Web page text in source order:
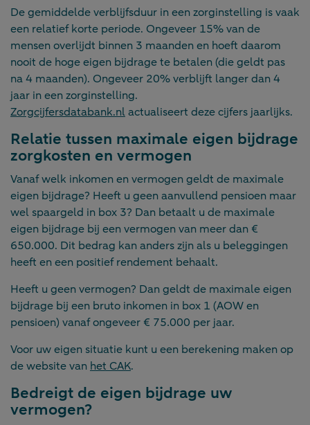
De gemiddelde verblijfsduur in een zorginstelling is vaak
een relatief korte periode. Ongeveer 15% van de
mensen overlijdt binnen 3 maanden en hoeft daarom
nooit de hoge eigen bijdrage te betalen (die geldt pas
na 4 maanden). Ongeveer 20% verblijft langer dan 4
jaar in een zorginstelling.
Zorgcijfersdatabank.nlactualiseert deze cijfers jaarlijks.
Relatie tussen maximale eigen bijdrage
zorgkosten en vermogen
Vanaf welk inkomen en vermogen geldt de maximale
eigen bijdrage? Heeft u geen aanvullend pensioen maar
wel spaargeld in box 3? Dan betaalt u de maximale
eigen bijdrage bij een vermogen van meer dan €
650.000. Dit bedrag kan anders zijn als u beleggingen
heeft en een positief rendement behaalt.
Heeft u geen vermogen? Dan geldt de maximale eigen
bijdrage bij een bruto inkomen in box 1 (AOW en
pensioen) vanaf ongeveer € 75.000 per jaar.
Voor uw eigen situatie kunt u een berekening maken op
de website van het CAK.
Bedreigt de eigen bijdrage uw
vermogen?